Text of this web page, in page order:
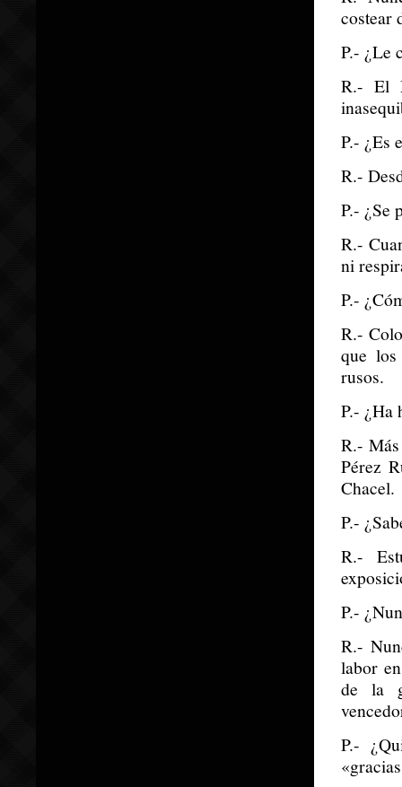
costear
P.- ¿Le
R.- El
P.- ¿Es
R.-
P.- ¿Se
R.-
ni
P.-
R.-
que los
rusos.
P.- ¿Ha
R.-
Pérez
Chacel.
P.-
R.-
P.-
R.-
labor
de la
P.-